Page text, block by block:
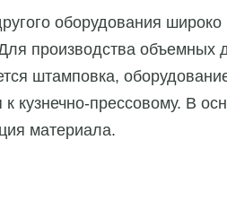
оборудования широко
производства объемных
штамповка,
кузнечно-прессовому. В
материала.